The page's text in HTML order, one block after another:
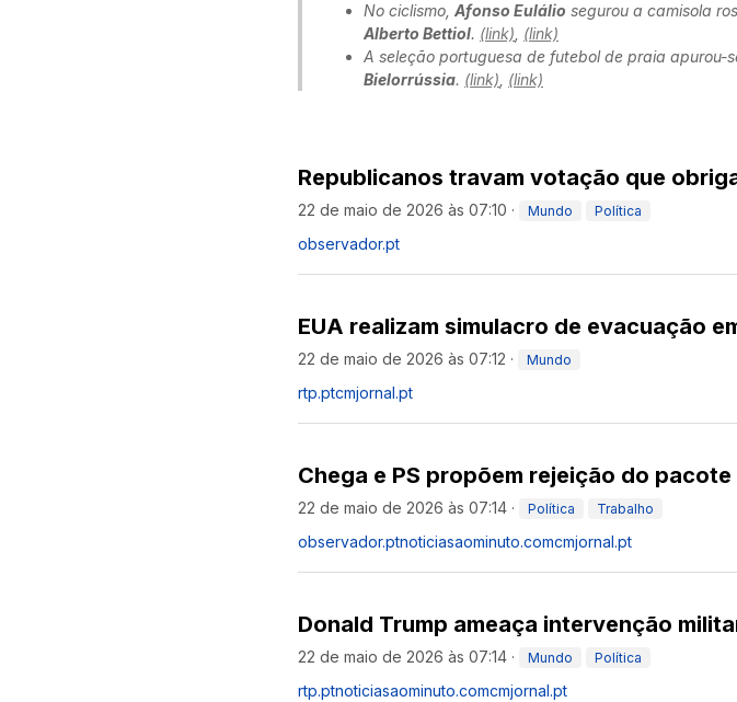
No ciclismo, Afonso Eulálio segurou a camisola
Alberto Bettiol. (link) (link)
A seleção portuguesa de futebol de praia apurou-
Bielorrússia. (link) (link)
Republicanos travam votação que
22 de maio de 2026 às 07:10 · Mundo Política
observador.pt
EUA realizam simulacro de evacuação
22 de maio de 2026 às 07:12 · Mundo
rtp.ptcmjornal.pt
Chega e PS propõem rejeição do
22 de maio de 2026 às 07:14 · Política Trabalho
observador.ptnoticiasaominuto.comcmjornal.pt
Donald Trump ameaça intervenção
22 de maio de 2026 às 07:14 · Mundo Política
rtp.ptnoticiasaominuto.comcmjornal.pt